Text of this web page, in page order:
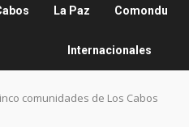
La Paz Comondu
Internacionales
comunidades de Los Cabos